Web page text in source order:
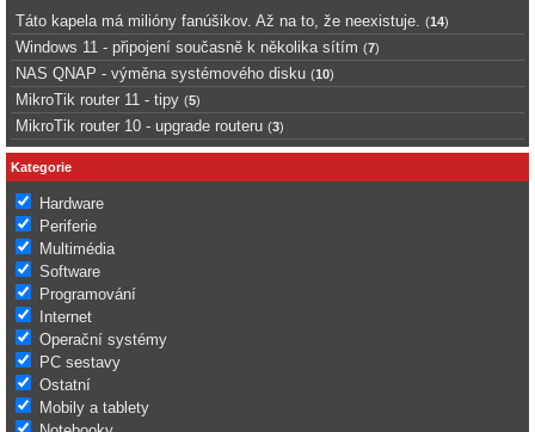
Táto kapela má milióny fanúšikov. Až na to, že neexistuje. (14)
Windows 11 - připojení současně k několika sítím (7)
NAS QNAP - výměna systémového disku (10)
MikroTik router 11 - tipy (5)
MikroTik router 10 - upgrade routeru (3)
Kategorie
Hardware
Periferie
Multimédia
Software
Programování
Internet
Operační systémy
PC sestavy
Ostatní
Mobily a tablety